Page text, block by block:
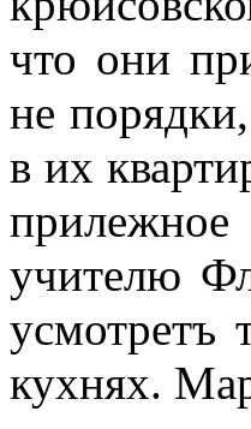
что они
не
в их
учителю
усмотретъ
кухнях.